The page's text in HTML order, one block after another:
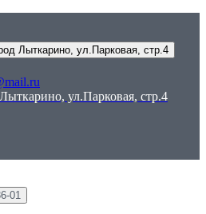
Лыткарино, ул.Парковая, стр.4
ул.Парковая, стр.4
01